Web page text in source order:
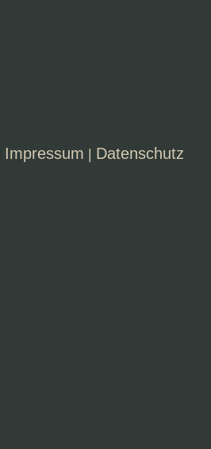
Impressum | Datenschutz